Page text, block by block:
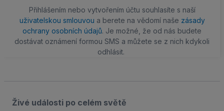
Přihlášením nebo vytvořením účtu souhlasíte s naší
uživatelskou smlouvou a berete na vědomí naše zásady
ochrany osobních údajů. Je možné, že od nás budete
dostávat oznámení formou SMS a můžete se z nich kdykoli
odhlásit.
Živé události po celém světě